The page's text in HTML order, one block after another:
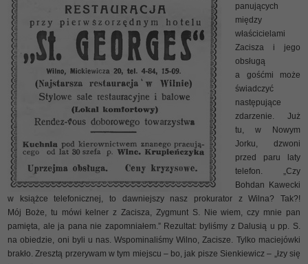
panujących
między
właścicielami
Zacisza i jego
obsługą
a gośćmi może
świadczyć
następujące
zdarzenie. Już
tu, w Nowym
Jorku, dzwoni
przed paru laty
telefon. „Czy
Bohdan Kawecki
w książce telefonicznej, to dawniejszy nasz prokurator z Wilna? Tak?!
Mój Boże, tu mówi kelner z Zacisza, Zygmunt S. Nie wiem, czy mnie pan
pamięta, ale ja pana nie zapomniałem.” Rezultat: byliśmy z Dalusią u pp. S.
na obiedzie, oni byli u nas. Wspominaliśmy Wilno, Zacisze. Tylko maciejówki
brakło. Zresztą przerywam w tym miejscu – bo, jak pisze Sienkiewicz – „łzy się